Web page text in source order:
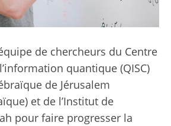
de chercheurs du Centre
quantique (QISC)
de Jérusalem
et de l’Institut de
pour faire progresser la